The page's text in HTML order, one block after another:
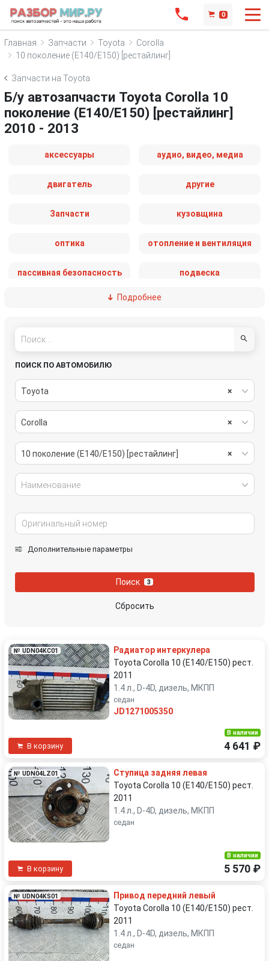
0
Главная Запчасти Toyota
Corolla
10 поколение (E140/E150) [рестайлинг]
Запчасти на Toyota
Б/у автозапчасти Toyota Corolla 10
поколение (E140/E150) [рестайлинг]
2010 - 2013
аксессуары аудио, видео, медиа
двигатель другие
Запчасти кузовщина
оптика отопление и вентиляция
пассивная безопасность подвеска
рулевое управление
стеклоочистители
тормозная система
Подробнее
ПОИСК ПО АВТОМОБИЛЮ
×
Toyota
×
Corolla
×
10 поколение (E140/E150) [рестайлинг]
Наименование
Дополнительные параметры
Поиск 3
Сбросить
№ UDN04KC01
Радиатор интеркулера
Toyota Corolla 10 (E140/E150) рест.
2011
1.4 л., D-4D, дизель, МКПП
седан
JD1271005350
В корзину
В наличии
4 641 ₽
№ UDN04LZ01
Ступица задняя левая
Toyota Corolla 10 (E140/E150) рест.
2011
1.4 л., D-4D, дизель, МКПП
седан
В корзину
В наличии
5 570 ₽
№ UDN04KS01
Привод передний левый
Toyota Corolla 10 (E140/E150) рест.
2011
1.4 л., D-4D, дизель, МКПП
седан